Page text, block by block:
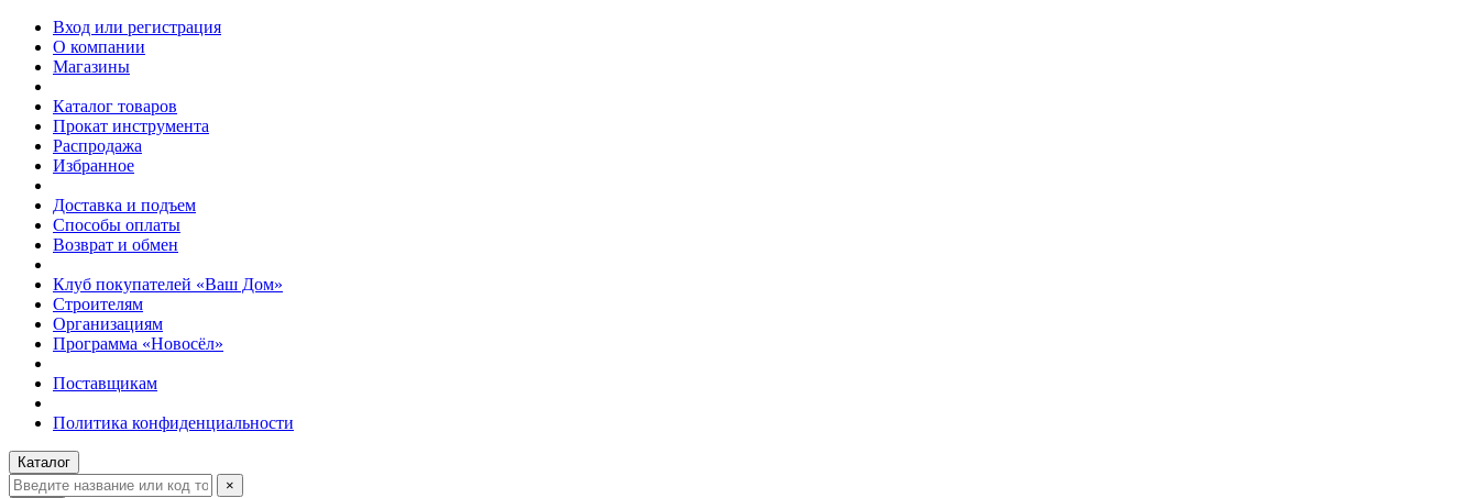
Вход или регистрация
О компании
Магазины
Каталог товаров
Прокат инструмента
Распродажа
Избранное
Доставка и подъем
Способы оплаты
Возврат и обмен
Клуб покупателей «Ваш Дом»
Строителям
Организациям
Программа «Новосёл»
Поставщикам
Политика конфиденциальности
Каталог
×